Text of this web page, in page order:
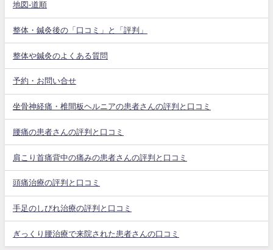
地図-道順
整体・鍼灸後の「口コミ」と「評判」
整体や鍼灸のよくある質問
予約・お問い合せ
坐骨神経痛・椎間板ヘルニアの患者さんの評判と口コミ
腰痛の患者さんの評判と口コミ
肩こり首痛背中の痛みの患者さんの評判と口コミ
頭痛治療の評判と口コミ
手足のしびれ治療の評判と口コミ
ぎっくり腰治療で来院された患者さんの口コミ